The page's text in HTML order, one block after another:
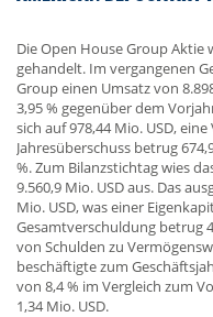
Die Open House Group Aktie
gehandelt. Im vergangenen
Group einen Umsatz von
3,95 % gegenüber dem
sich auf 978,44 Mio. USD,
Jahresüberschuss betrug
%. Zum Bilanzstichtag wies
9.560,9 Mio. USD aus. Das
Mio. USD, was einer
Gesamtverschuldung betrug
von Schulden zu
beschäftigte zum
von 8,4 % im Vergleich zum
1,34 Mio. USD.